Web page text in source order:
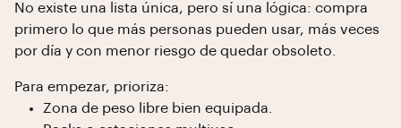
No existe una lista única, pero sí una lógica: compra
primero lo que más personas pueden usar, más veces
por día y con menor riesgo de quedar obsoleto.
Para empezar, prioriza:
Zona de peso libre bien equipada.